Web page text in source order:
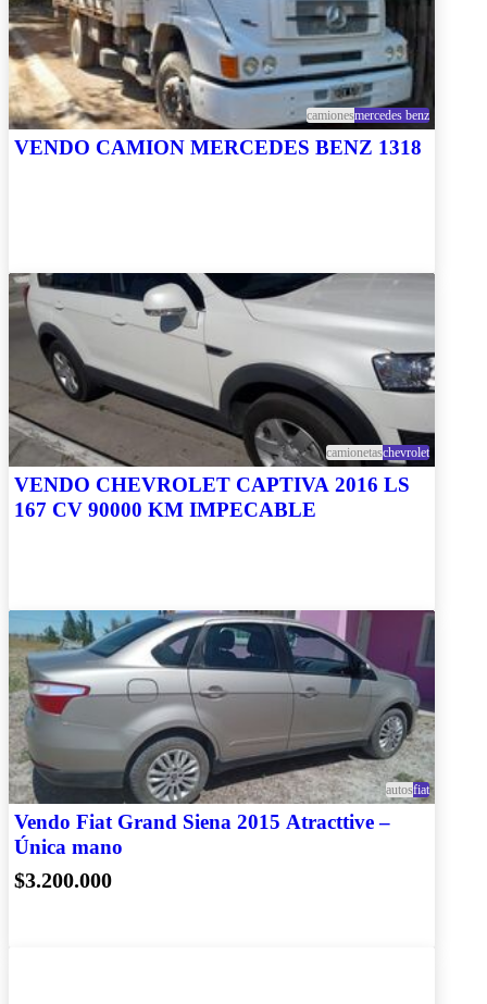
camionesmercedes benz
VENDO CAMION MERCEDES BENZ 1318
camionetaschevrolet
VENDO CHEVROLET CAPTIVA 2016 LS
167 CV 90000 KM IMPECABLE
autosfiat
Vendo Fiat Grand Siena 2015 Atracttive –
Única mano
$3.200.000